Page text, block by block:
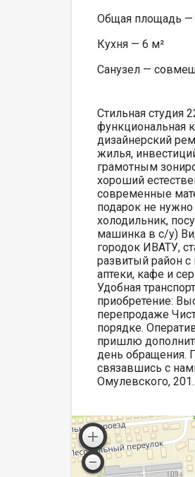
Общая площадь —
Кухня — 6 м²
Санузел —
Стильная студия
функциональная
дизайнерский
жилья,
грамотным
хороший
современные
подарок не
холодильник,
машинка в с/у)
городок ИВАТУ,
развитый район
аптеки, кафе и
Удобная
приобретение:
перепродаже
порядке.
пришлю
день обращения.
связавшись с
Омулевского,